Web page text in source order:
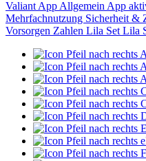
Valiant App Allgemein App
Mehrfachnutzung Sicherheit &
Vorsorgen Zahlen Lila Set Lila